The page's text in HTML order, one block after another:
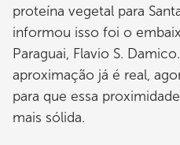
proteína vegetal para
informou isso foi o
Paraguai, Flavio S.
aproximação já é real,
para que essa
mais sólida.